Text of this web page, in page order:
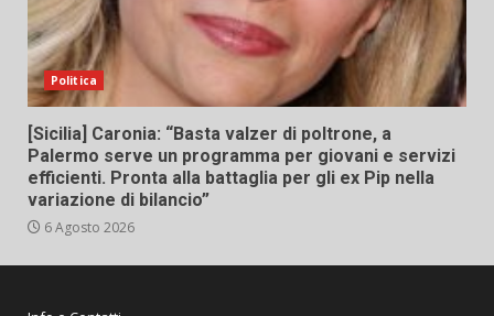
Politica
[Sicilia] Caronia: “Basta valzer di poltrone, a
Palermo serve un programma per giovani e servizi
efficienti. Pronta alla battaglia per gli ex Pip nella
variazione di bilancio”
6 Agosto 2026